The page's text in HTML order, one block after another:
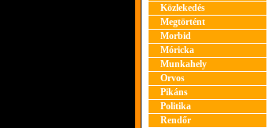
Közlekedés
Megtörtént
Morbid
Móricka
Munkahely
Orvos
Pikáns
Politika
Rendőr